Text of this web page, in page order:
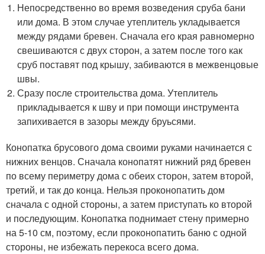
Непосредственно во время возведения сруба бани
или дома. В этом случае утеплитель укладывается
между рядами бревен. Сначала его края равномерно
свешиваются с двух сторон, а затем после того как
сруб поставят под крышу, забиваются в межвенцовые
швы.
Сразу после строительства дома. Утеплитель
прикладывается к шву и при помощи инструмента
запихивается в зазоры между бруьсями.
Конопатка брусового дома своими руками начинается с
нижних венцов. Сначала конопатят нижний ряд бревен
по всему периметру дома с обеих сторон, затем второй,
третий, и так до конца. Нельзя проконопатить дом
сначала с одной стороны, а затем приступать ко второй
и последующим. Конопатка поднимает стену примерно
на 5-10 см, поэтому, если проконопатить баню с одной
стороны, не избежать перекоса всего дома.